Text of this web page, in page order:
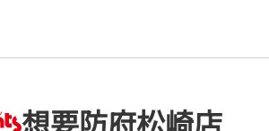
想要防府松崎店